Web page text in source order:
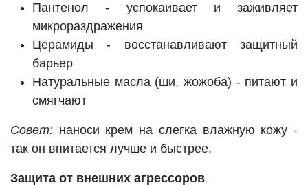
Пантенол - успокаивает и заживляет
микрораздражения
Церамиды - восстанавливают защитный
барьер
Натуральные масла (ши, жожоба) - питают и
смягчают
Совет: наноси крем на слегка влажную кожу -
так он впитается лучше и быстрее.
Защита от внешних агрессоров